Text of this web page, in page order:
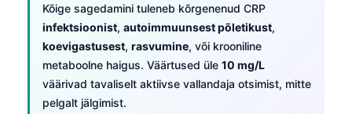
Kõige sagedamini tuleneb kõrgenenud CRP
infektsioonist, autoimmuunsest põletikust,
koevigastusest, rasvumine, või krooniline
metaboolne haigus. Väärtused üle 10 mg/L
väärivad tavaliselt aktiivse vallandaja otsimist, mitte
pelgalt jälgimist.